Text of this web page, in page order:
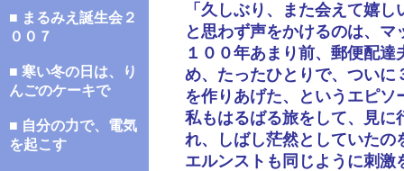
■ まるみえ誕生会２
００７
■ 寒い冬の日は、り
んごのケーキで
■ 自分の力で、電気
を起こす
「久しぶり、また会えて嬉し
と思わず声をかけるのは、
１００年あまり前、郵便配
め、たったひとりで、ついに
を作りあげた、というエピソ
私もはるばる旅をして、見に
れ、しばし茫然としていたの
エルンストも同じように刺